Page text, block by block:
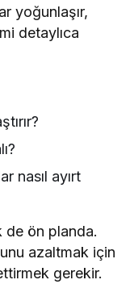
yoğunlaşır,
detaylıca
nasıl ayırt
de ön planda.
azaltmak için
gerekir.